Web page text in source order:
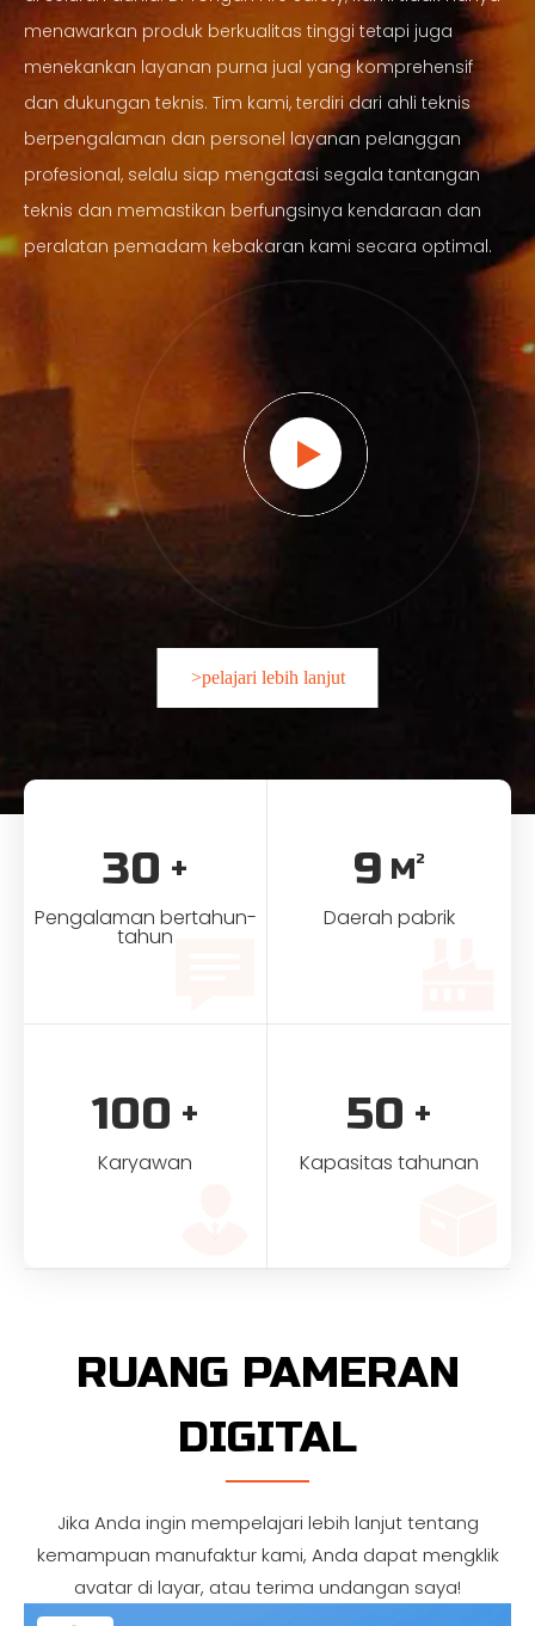
menawarkan produk berkualitas tinggi tetapi juga
menekankan layanan purna jual yang komprehensif
dan dukungan teknis. Tim kami, terdiri dari ahli teknis
berpengalaman dan personel layanan pelanggan
profesional, selalu siap mengatasi segala tantangan
teknis dan memastikan berfungsinya kendaraan dan
peralatan pemadam kebakaran kami secara optimal.
>pelajari lebih lanjut
30 +
Pengalaman bertahun-
tahun
9 M2
Daerah pabrik
100 +
Karyawan
50 +
Kapasitas tahunan
RUANG PAMERAN
DIGITAL
Jika Anda ingin mempelajari lebih lanjut tentang
kemampuan manufaktur kami, Anda dapat mengklik
avatar di layar, atau terima undangan saya!